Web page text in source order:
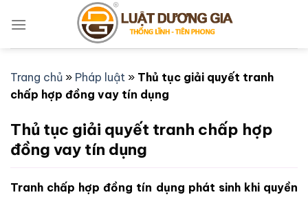
qua
Trang chủ » Pháp luật » Thủ tục giải quyết tranh
chấp hợp đồng vay tín dụng
Thủ tục giải quyết tranh chấp hợp
đồng vay tín dụng
Tranh chấp hợp đồng tín dụng phát sinh khi quyền